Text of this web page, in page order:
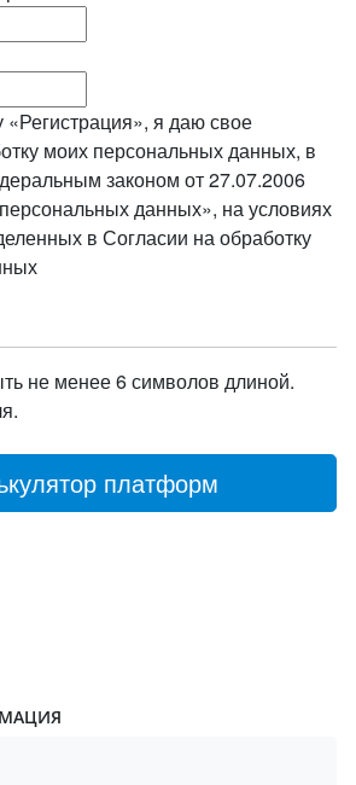
я даю свое
моих персональных данных, в
законом от 27.07.2006
данных», на условиях
в Согласии на обработку
не менее 6 символов длиной.
платформ